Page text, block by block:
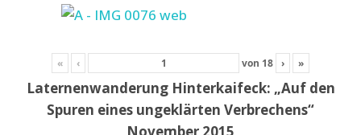
« ‹ von 18 › »
Laternenwanderung Hinterkaifeck: „Auf den
Spuren eines ungeklärten Verbrechens“